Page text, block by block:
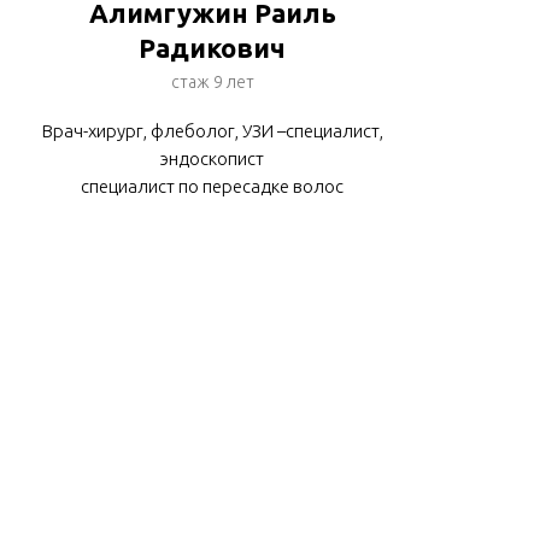
Алимгужин Раиль
Радикович
стаж 9 лет
Врач-хирург, флеболог, УЗИ –специалист,
эндоскопист
специалист по пересадке волос